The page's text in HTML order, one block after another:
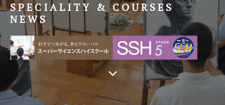
SPECIALITY & COURSES
NEWS